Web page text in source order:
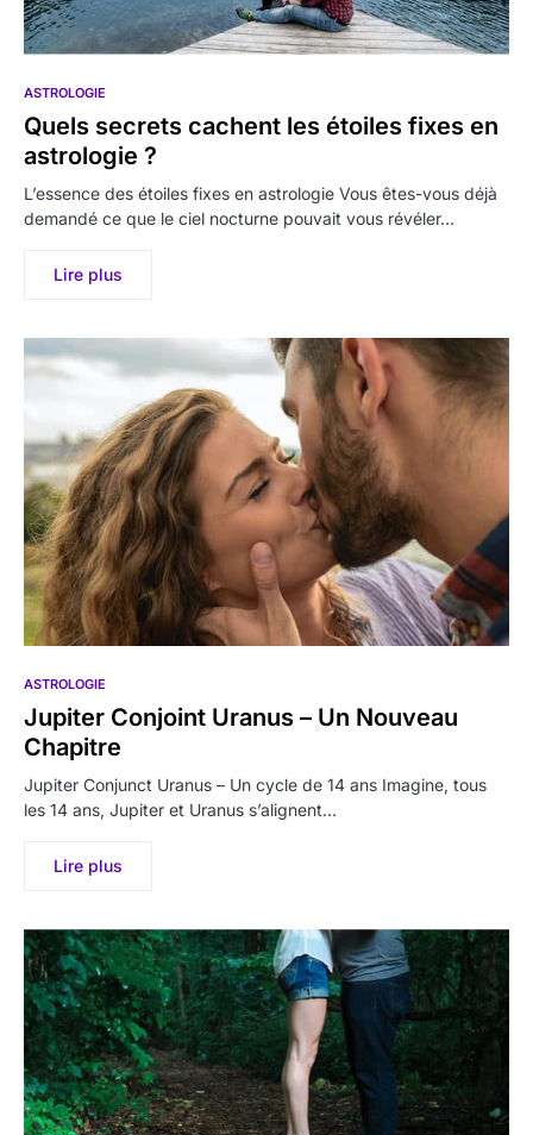
ASTROLOGIE
Quels secrets cachent les étoiles fixes en
astrologie ?
L’essence des étoiles fixes en astrologie Vous êtes-vous déjà
demandé ce que le ciel nocturne pouvait vous révéler…
Lire plus
ASTROLOGIE
Jupiter Conjoint Uranus – Un Nouveau
Chapitre
Jupiter Conjunct Uranus – Un cycle de 14 ans Imagine, tous
les 14 ans, Jupiter et Uranus s’alignent…
Lire plus